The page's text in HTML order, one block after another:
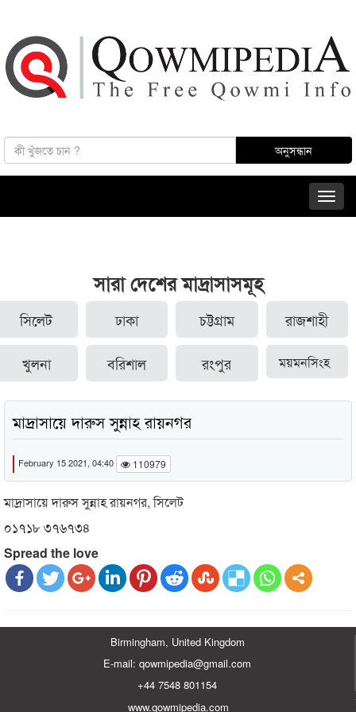
সারা দেশের মাদ্রাসাসমূহ
সিলেট ঢাকা চট্টগ্রাম রাজশাহী
খুলনা বরিশাল রংপুর ময়মনসিংহ
মাদ্রাসায়ে দারুস সুন্নাহ রায়নগর
February 15 2021, 04:40 110979
মাদ্রাসায়ে দারুস সুন্নাহ রায়নগর, সিলেট
০১৭১৮ ৩৭৬৭৩৪
Spread the love
Birmingham, United Kingdom
E-mail: qowmipedia@gmail.com
+44 7548 801154
www.qowmipedia.com